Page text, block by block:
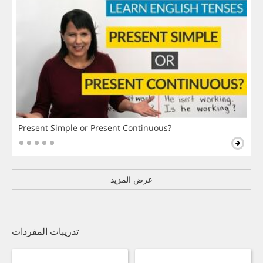
Present Simple or Present Continuous?
عرض المزيد
تدريبات المفردات